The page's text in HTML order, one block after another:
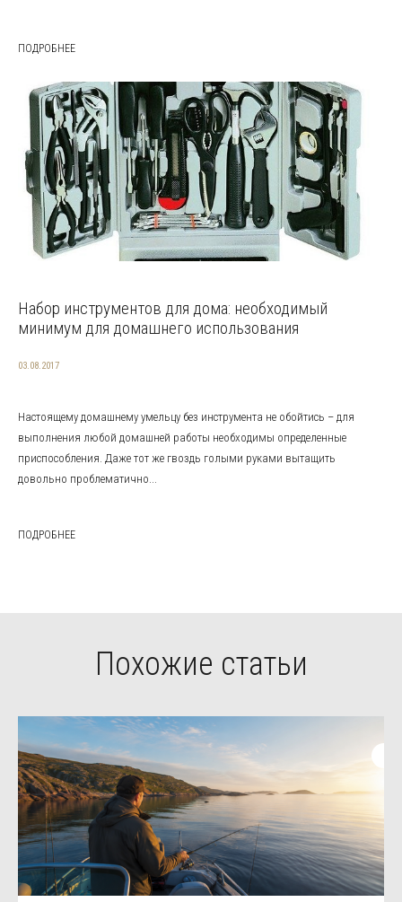
ПОДРОБНЕЕ
Набор инструментов для дома: необходимый
минимум для домашнего использования
03.08.2017
Настоящему домашнему умельцу без инструмента не обойтись – для
выполнения любой домашней работы необходимы определенные
приспособления. Даже тот же гвоздь голыми руками вытащить
довольно проблематично...
ПОДРОБНЕЕ
Похожие статьи